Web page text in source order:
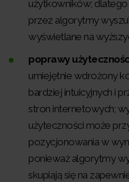
użytkowników;
przez algorytmy
wyświetlane na
poprawy
umiejętnie wdrożony
bardziej intuicyjnych i
stron internetowych;
użyteczności może
pozycjonowania w
ponieważ algorytmy
skupiają się na